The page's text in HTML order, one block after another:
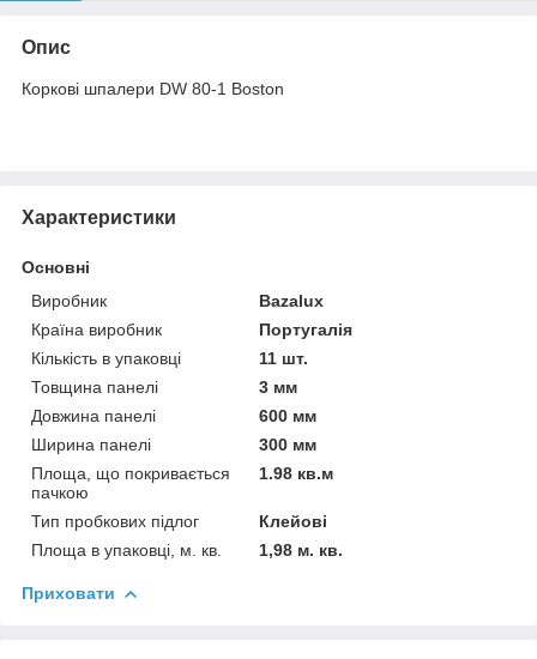
Опис
Коркові шпалери DW 80-1 Boston
Характеристики
Основні
Виробник
Bazalux
Країна виробник
Португалія
Кількість в упаковці
11 шт.
Товщина панелі
3 мм
Довжина панелі
600 мм
Ширина панелі
300 мм
Площа, що покривається
пачкою
1.98 кв.м
Тип пробкових підлог
Клейові
Площа в упаковці, м. кв.
1,98 м. кв.
Приховати